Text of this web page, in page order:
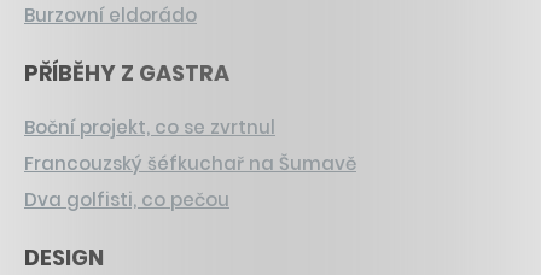
Burzovní eldorádo
PŘÍBĚHY Z GASTRA
Boční projekt, co se zvrtnul
Francouzský šéfkuchař na Šumavě
Dva golfisti, co pečou
DESIGN